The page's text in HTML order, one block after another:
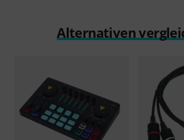
Alternativen